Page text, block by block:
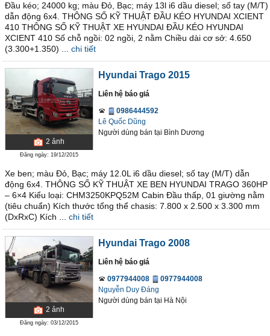
Đầu kéo; 24000 kg; màu Đỏ, Bạc; máy 13l i6 dầu diesel; số tay (M/T)
dẫn động 6x4. THÔNG SỐ KỸ THUẬT ĐẦU KÉO HYUNDAI XCIENT
410 THÔNG SỐ KỸ THUẬT XE HYUNDAI ĐẦU KÉO HYUNDAI
XCIENT 410 Số chỗ ngồi: 02 ngồi, 2 nằm Chiều dài cơ sở: 4.650
(3.300+1.350) ...
chi tiết
2 ảnh
Đăng ngày: 19/12/2015
Hyundai Trago 2015
Liên hệ báo giá
0986444592
Lê Quốc Dũng
Người dùng bán tại Bình Dương
Xe ben; màu Đỏ, Bạc; máy 12.0L i6 dầu diesel; số tay (M/T) dẫn
động 6x4. THÔNG SỐ KỸ THUẬT XE BEN HYUNDAI TRAGO 360HP
– 6×4 Kiểu loại: CHM3250KPQ52M Cabin Đầu thấp, 01 giường nằm
(tiêu chuẩn) Kích thước tổng thể chasis: 7.800 x 2.500 x 3.300 mm
(DxRxC) Kích ...
chi tiết
2 ảnh
Đăng ngày: 03/12/2015
Hyundai Trago 2008
Liên hệ báo giá
0977944008
0977944008
Nguyễn Duy Đáng
Người dùng bán tại Hà Nội